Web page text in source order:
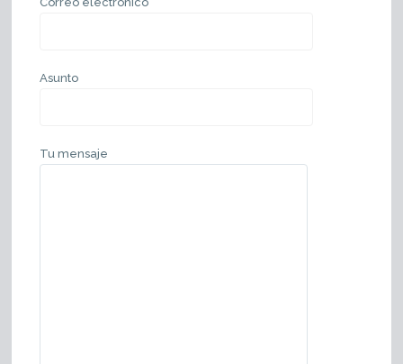
Asunto
Tu mensaje